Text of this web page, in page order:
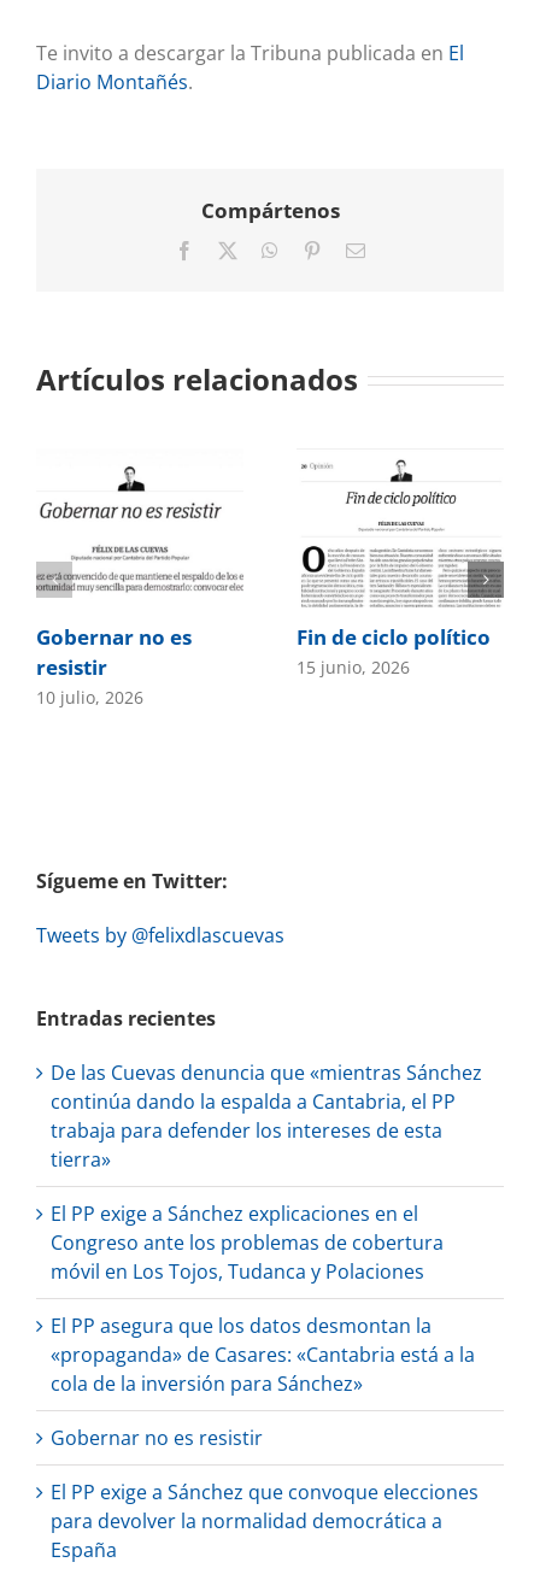
Te invito a descargar la Tribuna publicada en El
Diario Montañés.
Compártenos
Facebook WhatsApp
PinterestCorreo
Artículos relacionados
Gobernar no es
resistir
10 julio, 2026
Fin de ciclo político
15 junio, 2026
Sígueme en Twitter:
Tweets by @felixdlascuevas
Entradas recientes
De las Cuevas denuncia que «mientras Sánchez
continúa dando la espalda a Cantabria, el PP
trabaja para defender los intereses de esta
tierra»
El PP exige a Sánchez explicaciones en el
Congreso ante los problemas de cobertura
móvil en Los Tojos, Tudanca y Polaciones
El PP asegura que los datos desmontan la
«propaganda» de Casares: «Cantabria está a la
cola de la inversión para Sánchez»
Gobernar no es resistir
El PP exige a Sánchez que convoque elecciones
para devolver la normalidad democrática a
España